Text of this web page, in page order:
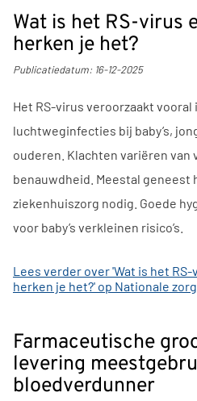
Wat is het RS-virus
herken je het?
Publicatiedatum: 16-12-2025
Het RS-virus veroorzaakt
luchtweginfecties bij baby’s,
ouderen. Klachten variëren
benauwdheid. Meestal geneest
ziekenhuiszorg nodig. Goede
voor baby’s verkleinen risico’s.
Lees verder over 'Wat is het
herken je het?' op Nationale
Farmaceutische
levering
bloedverdunner